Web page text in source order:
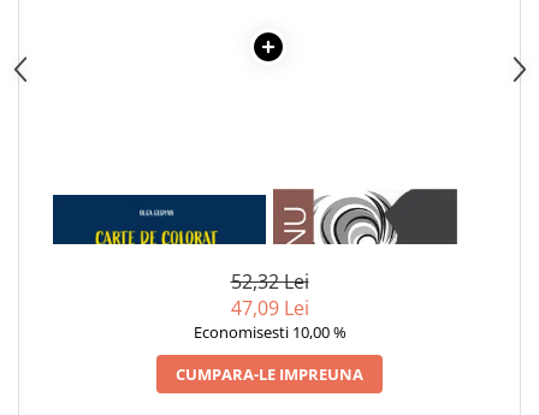
1 x CARTE DE COLORAT
BAIETELUL SI SORICEII
1 x ADAM SI EVA
52,32 Lei
47,09 Lei
Economisesti 10,00 %
CUMPARA-LE IMPREUNA